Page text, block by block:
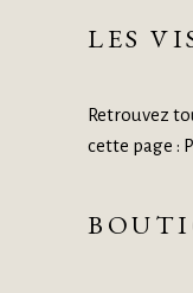
LES
Retrouvez
cette page :